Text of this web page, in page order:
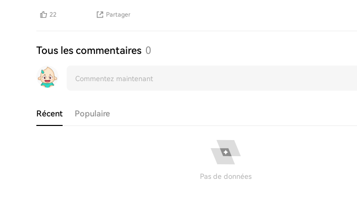
22 Partager
Tous les commentaires 0
Récent Populaire
Pas de données